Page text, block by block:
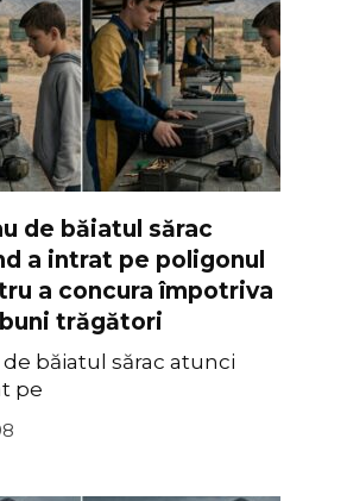
de băiatul sărac
a intrat pe poligonul
a concura împotriva
trăgători
băiatul sărac atunci
pe